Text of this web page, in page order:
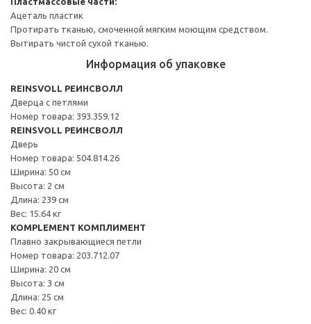
Ацеталь пластик
Протирать тканью, смоченной мягким моющим средством.
Вытирать чистой сухой тканью.
Информация об упаковке
REINSVOLL РЕИНСВОЛЛ
Дверца с петлями
Номер товара: 393.359.12
REINSVOLL РЕИНСВОЛЛ
Дверь
Номер товара: 504.814.26
Ширина: 50 см
Высота: 2 см
Длина: 239 см
Вес: 15.64 кг
KOMPLEMENT КОМПЛИМЕНТ
Плавно закрывающиеся петли
Номер товара: 203.712.07
Ширина: 20 см
Высота: 3 см
Длина: 25 см
Вес: 0.40 кг